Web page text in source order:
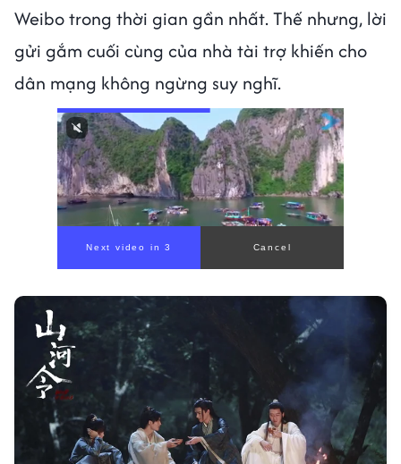
Weibo trong thời gian gần nhất. Thế nhưng, lời
gửi gắm cuối cùng của nhà tài trợ khiến cho
dân mạng không ngừng suy nghĩ.